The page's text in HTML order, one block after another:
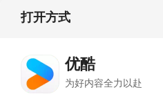
打开方式
优酷
为好内容全力以赴